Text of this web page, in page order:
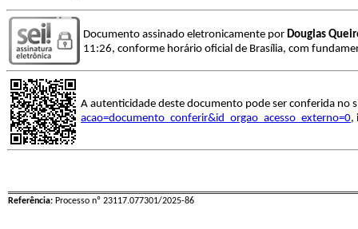
Documento assinado eletronicamente por Douglas
11:26, conforme horário oficial de Brasília, com
A autenticidade deste documento pode ser conferida no
acao=documento_conferir&id_orgao_acesso_externo=0,
Referência: Processo nº 23117.077301/2025-86